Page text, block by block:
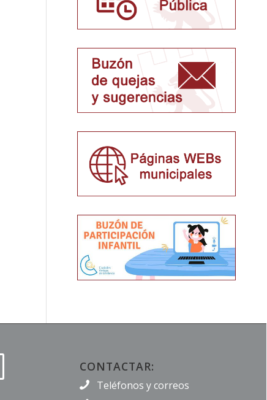
CONTACTAR:
Teléfonos y correos